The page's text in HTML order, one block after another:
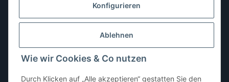
Konfigurieren
Ablehnen
Wie wir Cookies & Co nutzen
Durch Klicken auf „Alle akzeptieren“ gestatten Sie den
10:00–13:00 Uhr
Freitag:10:00–13:00, 14:00–18:00 Uhr
Sonntag: geschlossen